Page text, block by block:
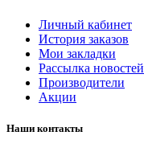
Личный кабинет
История заказов
Мои закладки
Рассылка новостей
Производители
Акции
Наши контакты